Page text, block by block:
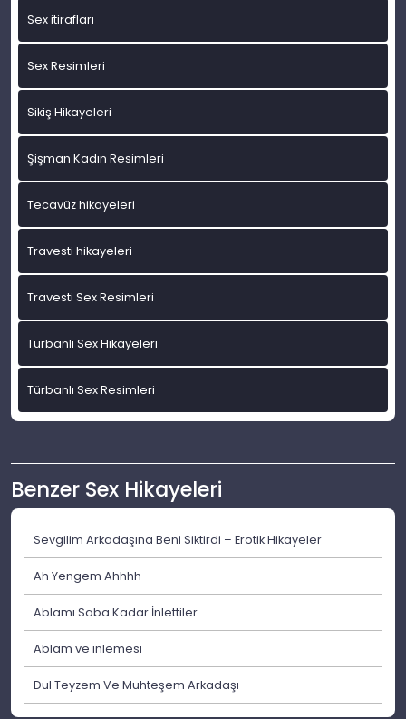
Sex itirafları
Sex Resimleri
Sikiş Hikayeleri
Şişman Kadın Resimleri
Tecavüz hikayeleri
Travesti hikayeleri
Travesti Sex Resimleri
Türbanlı Sex Hikayeleri
Türbanlı Sex Resimleri
Benzer Sex Hikayeleri
Sevgilim Arkadaşına Beni Siktirdi – Erotik Hikayeler
Ah Yengem Ahhhh
Ablamı Saba Kadar İnlettiler
Ablam ve inlemesi
Dul Teyzem Ve Muhteşem Arkadaşı